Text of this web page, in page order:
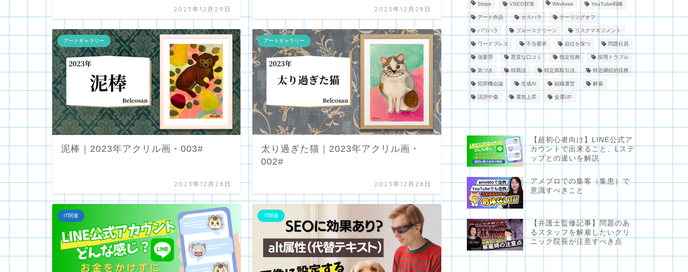
2023年12月29日 2023年12月28日
アートギャラリー
泥棒｜2023年アクリル画・003#
2023年12月28日
アートギャラリー
太り過ぎた猫｜2023年アクリル画・
002#
2023年12月28日
IT関連 IT関連
Stripe VSEO対策 Windows YouTube戦略
アート作品 カスハラ クーリングオフ
パワハラ ブルースクリーン リスクマネジメント
ワードプレス 不当要求 品位を保つ 問題社員
強要罪 悪質な口コミ 指定役務 採用トラブル
気づき 特商法 特定商取引法 特定継続的役務
犯罪機会論 生成AI 組織運営 解雇
誹謗中傷 運気上昇 金運UP
【超初心者向け】LINE公式ア
カウントで出来ること、Lステ
ップとの違いを解説
アメブロでの集客（集患）で
意識すべきこと
【弁護士監修記事】問題のあ
るスタッフを解雇したいクリ
ニック院長が注意すべき点